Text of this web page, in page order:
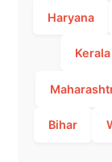
Haryana
Kerala
Bihar